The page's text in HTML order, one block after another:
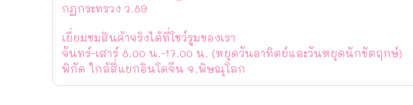
กฏกระทรวง ว.89
เยี่ยมชมสินค้าจริงได้ที่โชว์รูมของเรา
จันทร์-เสาร์ 8.00 น.-17.00 น. (หยุดวันอาทิตย์และวันหยุดนักขัตฤกษ์)
พิกัด ใกล้สี่แยกอินโดจีน จ.พิษณุโลก